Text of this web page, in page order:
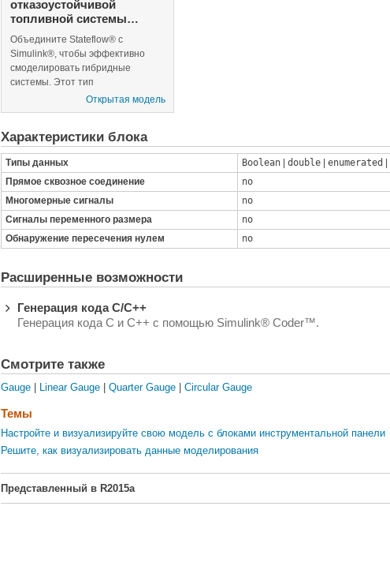
отказоустойчивой
топливной системы
управления
Объедините Stateflow® с
Simulink®, чтобы эффективно
смоделировать гибридные
системы. Этот тип
моделирования особенно
полезен для систем, которые
возможные операционные
режимы на основе дискретных
событий. Традиционный поток
сигналов обработан в Simulink, в
то время как изменения в
настройке управления
реализованы в Stateflow. Модель,
описанная ниже, представляет
Система очень устойчива в том
обнаруживаются, и система
управления динамически
Открытая модель
Характеристики блока
Типы данных Boolean double enumerated
Прямое сквозное соединение
no
Многомерные сигналы
no
Сигналы переменного размера
no
Обнаружение пересечения нулем
no
Расширенные возможности
Генерация кода C/C++
Генерация кода C и C++ с помощью Simulink® Coder™.
Смотрите также
Gauge Linear Gauge Quarter Gauge Circular Gauge
Темы
Настройте и визуализируйте свою модель с блоками инструментальной панели
Решите, как визуализировать данные моделирования
Представленный в R2015a